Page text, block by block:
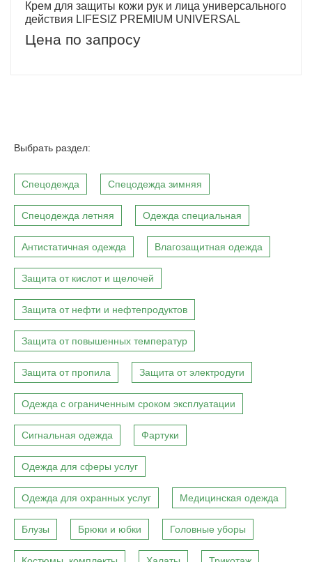
Крем для защиты кожи рук и лица универсального
действия LIFESIZ PREMIUM UNIVERSAL
Цена по запросу
Выбрать раздел:
Спецодежда Спецодежда зимняя
Спецодежда летняя Одежда специальная
Антистатичная одежда Влагозащитная одежда
Защита от кислот и щелочей
Защита от нефти и нефтепродуктов
Защита от повышенных температур
Защита от пропила Защита от электродуги
Одежда с ограниченным сроком эксплуатации
Сигнальная одежда Фартуки
Одежда для сферы услуг
Одежда для охранных услуг Медицинская одежда
Блузы Брюки и юбки Головные уборы